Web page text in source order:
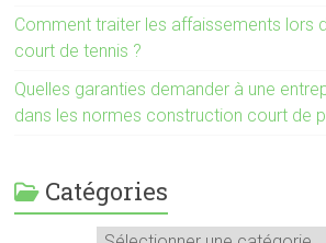
Comment traiter les affaissements lors
court de tennis ?
Quelles garanties demander à une
dans les normes construction court de
Catégories